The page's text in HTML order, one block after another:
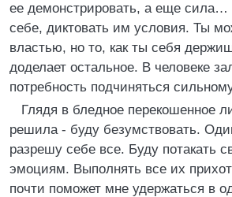
ее демонстрировать, а еще
себе, диктовать им условия. Ты
властью, но то, как ты себя
доделает остальное. В человеке
потребность подчиняться
Глядя в бледное перекошенное
решила - буду безумствовать.
разрешу себе все. Буду потакать
эмоциям. Выполнять все их
почти поможет мне удержаться в